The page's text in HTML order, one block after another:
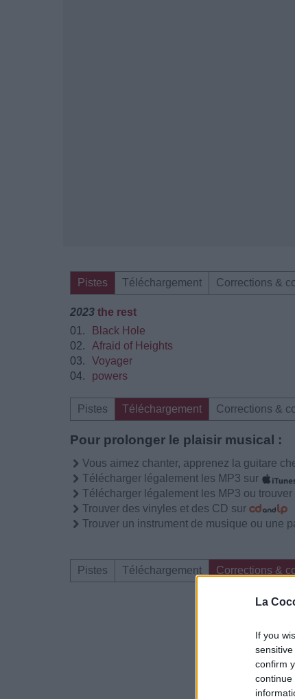
La
If you
confirm
continue
Pistes Téléchargement Corrections &
2023 the rest
01.
Black Hole
02.
Afraid of Heights
03.
Voyager
04.
powers
Pistes Téléchargement Corrections &
Pour prolonger le plaisir musical :
Vous aimez chanter, apprenez la guitare
Télécharger légalement les MP3 sur
Télécharger légalement les MP3 ou
Trouver des vinyles et des CD sur
Trouver un instrument de musique ou une
Pistes Téléchargement Corrections &